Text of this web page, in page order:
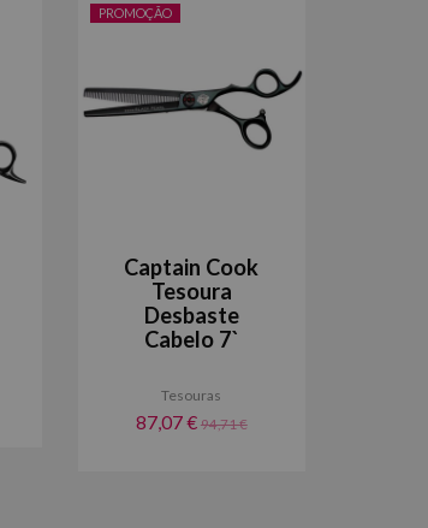
PROMOÇÃO
Captain Cook
Tesoura
Desbaste
Cabelo 7`
Tesouras
87,07 € 94,71 €